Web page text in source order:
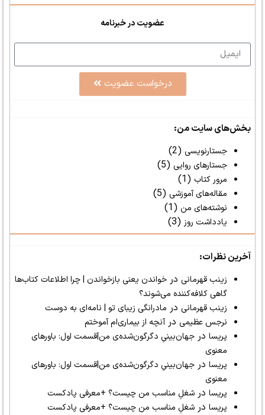
عضویت در خبرنامه
درخواست عضویت
بخش‌های سایت من:
جستارنویسی (2)
جستارهای روایی (5)
مرور کتاب (1)
مقاله‌های آموزشی (5)
نوشته‌های من (1)
یادداشت روز (3)
آخرین نظرات:
زینب قهرمانی در خواندن یعنی بازخواندن | چرا اطلاعات کتاب‌ها
گاهی کلافه‌کننده می‌شوند؟
زینب قهرمانی در مادرانگی زیبای تو | نامه‌ای به دوست
نرجس عظیمی درآنچه از بیماری‌ام آموختم
پریسا در جهان‌بینیِ دگرگون‌شده‌ی من|قسمت اول: باورهای
معنوی
پریسا در جهان‌بینیِ دگرگون‌شده‌ی من|قسمت اول: باورهای
معنوی
پریسا در شغلِ مناسب من چیست؟ +معرفی پادکست
پریسا در شغلِ مناسب من چیست؟ +معرفی پادکست